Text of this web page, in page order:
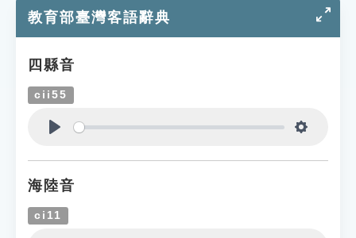
教育部臺灣客語辭典
四縣音
cii55
海陸音
ci11